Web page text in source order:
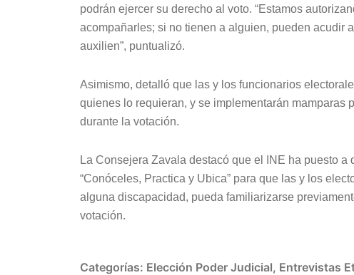
podrán ejercer su derecho al voto. “Estamos
acompañarles; si no tienen a alguien, pueden acudir
auxilien”, puntualizó.
Asimismo, detalló que las y los funcionarios
quienes lo requieran, y se implementarán mamparas
durante la votación.
La Consejera Zavala destacó que el INE ha puesto
“Conóceles, Practica y Ubica” para que las y los
alguna discapacidad, pueda familiarizarse
votación.
Categorías: Elección Poder Judicial, Entrevistas